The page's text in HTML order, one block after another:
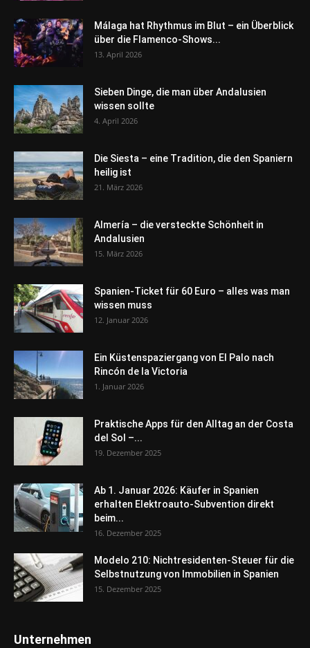
Málaga hat Rhythmus im Blut – ein Überblick
über die Flamenco-Shows...
13. April 2026
Sieben Dinge, die man über Andalusien
wissen sollte
4. April 2026
Die Siesta – eine Tradition, die den Spaniern
heilig ist
21. März 2026
Almería – die versteckte Schönheit in
Andalusien
15. März 2026
Spanien-Ticket für 60 Euro – alles was man
wissen muss
12. Januar 2026
Ein Küstenspaziergang von El Palo nach
Rincón de la Victoria
1. Januar 2026
Praktische Apps für den Alltag an der Costa
del Sol –...
19. Dezember 2025
Ab 1. Januar 2026: Käufer in Spanien
erhalten Elektroauto-Subvention direkt
beim...
16. Dezember 2025
Modelo 210: Nichtresidenten-Steuer für die
Selbstnutzung von Immobilien in Spanien
15. Dezember 2025
Unternehmen